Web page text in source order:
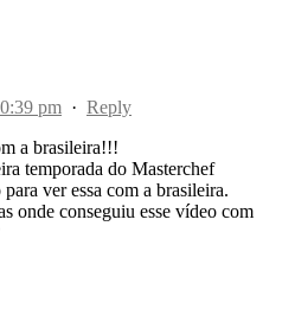
pm · Reply
a brasileira!!!
temporada do Masterchef
ver essa com a brasileira.
onde conseguiu esse vídeo com